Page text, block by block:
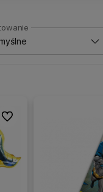
Do ulubionych